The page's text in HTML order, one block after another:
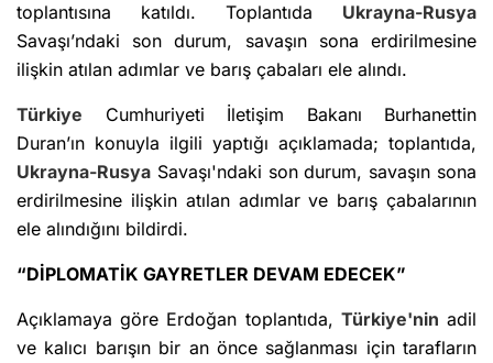
toplantısına katıldı. Toplantıda Ukrayna-Rusya
Savaşı’ndaki son durum, savaşın sona erdirilmesine
ilişkin atılan adımlar ve barış çabaları ele alındı.
Türkiye Cumhuriyeti İletişim Bakanı Burhanettin
Duran’ın konuyla ilgili yaptığı açıklamada; toplantıda,
Ukrayna-Rusya Savaşı'ndaki son durum, savaşın sona
erdirilmesine ilişkin atılan adımlar ve barış çabalarının
ele alındığını bildirdi.
“DİPLOMATİK GAYRETLER DEVAM EDECEK”
Açıklamaya göre Erdoğan toplantıda, Türkiye'nin adil
ve kalıcı barışın bir an önce sağlanması için tarafların